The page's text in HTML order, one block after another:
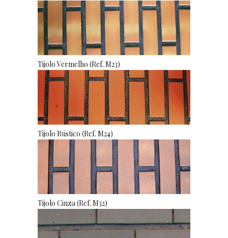
Tijolo Vermelho (Ref. M23)
Tijolo Rústico (Ref. M24)
Tijolo Cinza (Ref. M32)